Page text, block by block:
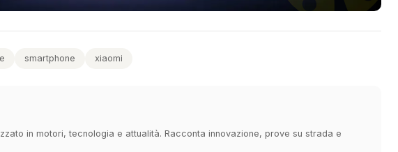
smartphone xiaomi
in motori, tecnologia e attualità. Racconta innovazione, prove su strada e